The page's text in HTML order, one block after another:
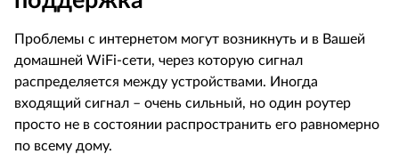
Проблемы с интернетом могут возникнуть и в Вашей
домашней WiFi-сети, через которую сигнал
распределяется между устройствами. Иногда
входящий сигнал – очень сильный, но один роутер
просто не в состоянии распространить его равномерно
по всему дому.